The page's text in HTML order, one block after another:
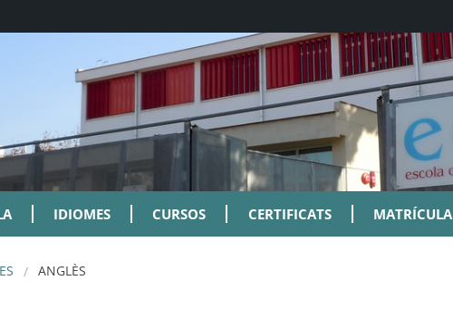
IDIOMES CURSOS CERTIFICATS MATRÍCULA
ANGLÈS